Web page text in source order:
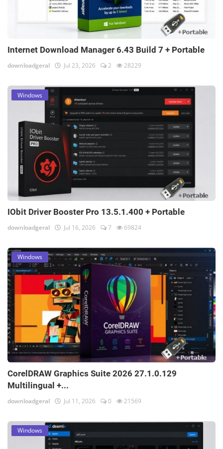
Internet Download Manager 6.43 Build 7 + Portable
downloadgeral Jul 23, 2026 2 28229
Windows
IObit Driver Booster Pro 13.5.1.400 + Portable
downloadgeral Jul 16, 2026 7 69824
Windows
CorelDRAW Graphics Suite 2026 27.1.0.129
Multilingual +...
downloadgeral Jul 11, 2026 0 21569
Windows